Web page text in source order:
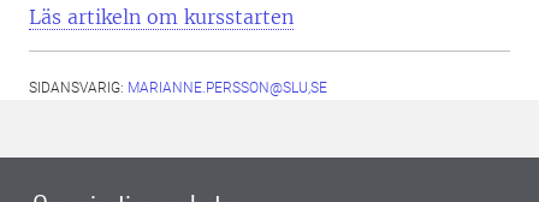
Läs artikeln om kursstarten
SIDANSVARIG: MARIANNE.PERSSON@SLU,SE